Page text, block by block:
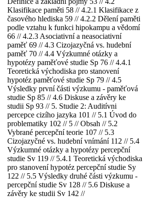
Klasifikace paměti 58 // 4.2.1 Klasifikace z
časového hlediska 59 // 4.2.2 Dělení paměti
podle vztahu k funkci hipokampu a vědomí
66 // 4.2.3 Asociativní a neasociativní
paměť 69 // 4.3 Cizojazyčná vs. hudební
paměť 70 // 4.4 Výzkumné otázky a
hypotézy paměťové studie Sp 76 // 4.4.1
Teoretická východiska pro stanovení
hypotéz paměťové studie Sp 79 // 4.5
Výsledky první části výzkumu - paměťová
studie Sp 85 // 4.6 Diskuse a závěry ke
studii Sp 93 // 5. Studie 2: Auditívni
percepce cizího jazyka 101 // 5.1 Úvod do
problematiky 102 // 5 // Obsah // 5.2
Vybrané percepční teorie 107 // 5.3
Cizojazyčné vs. hudební vnímání 112 // 5.4
Výzkumné otázky a hypotézy percepční
studie Sv 119 // 5.4.1 Teoretická východiska
pro stanovení hypotéz percepční studie Sy
122 // 5.5 Výsledky druhé části výzkumu -
percepční studie Sv 128 // 5.6 Diskuse a
závěry ke studii Sv 142 //